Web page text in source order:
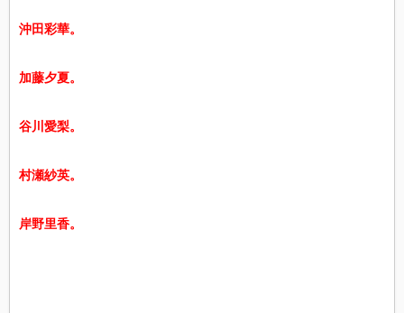
沖田彩華。
加藤夕夏。
谷川愛梨。
村瀬紗英。
岸野里香。